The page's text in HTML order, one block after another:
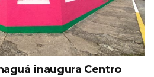
inaugura Centro